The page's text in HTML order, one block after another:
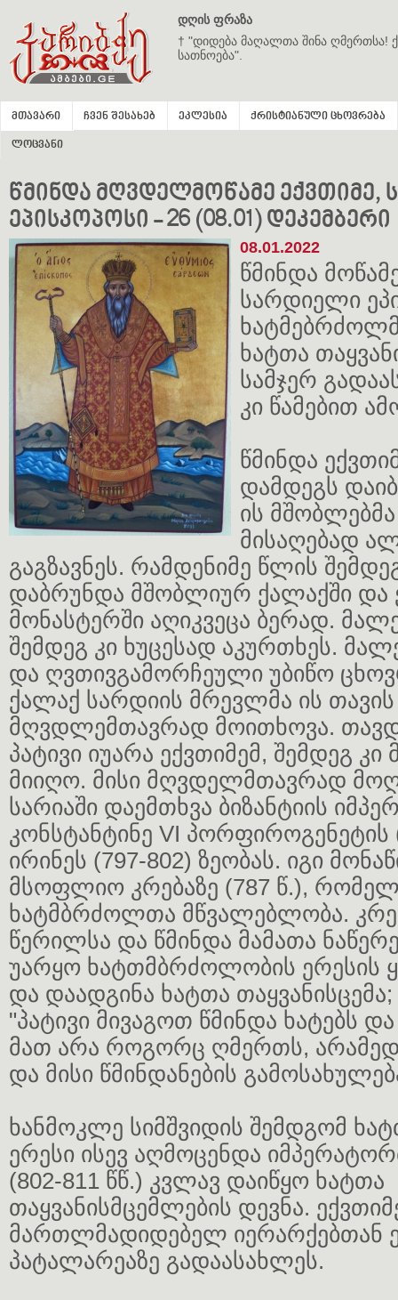
დღის ფრაზა
† "დიდება მაღალთა შინა ღმერთსა!
სათნოება".
მთავარი ჩვენ შესახებ ეკლესია ქრისტიანული ცხოვრება
ლოცვანი
წმინდა მღვდელმოწამე ექვთიმე,
ეპისკოპოსი - 26 (08.01) დეკემბერი
08.01.2022
წმინდა
სარდიელი
ხატთა
სამჯერ
კი წამებით
წმინდა
დამდეგს
ის
მისაღებად
გაგზავნეს. რამდენიმე წლის
დაბრუნდა მშობლიურ ქალაქში
მონასტერში აღიკვეცა ბერად.
შემდეგ კი ხუცესად აკურთხეს.
და ღვთივგამორჩეული უბიწო
ქალაქ სარდიის მრევლმა ის თავის
მღვდლემთავრად მოითხოვა.
პატივი იუარა ექვთიმემ, შემდეგ
მიიღო. მისი მღვდელმთავრად
სარიაში დაემთხვა ბიზანტიის
კონსტანტინე VI პორფიროგენეტის
ირინეს (797-802) ზეობას. იგი
მსოფლიო კრებაზე (787 წ.),
ხატმბრძოლთა მწვალებლობა.
წერილსა და წმინდა მამათა
უარყო ხატთმბრძოლობის ერესის
და დაადგინა ხატთა
"პატივი მივაგოთ წმინდა ხატებს
მათ არა როგორც ღმერთს,
და მისი წმინდანების
ხანმოკლე სიმშვიდის შემდგომ
ერესი ისევ აღმოცენდა
(802-811 წწ.) კვლავ დაიწყო ხატთა
თაყვანისმცემლების დევნა.
მართლმადიდებელ იერარქებთან
პატალარეაზე გადაასახლეს.